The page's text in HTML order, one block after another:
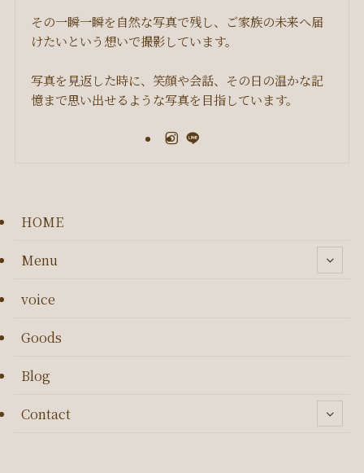
その一瞬一瞬を自然な写真で残し、ご家族の未来へ届
けたいという想いで撮影しています。
写真を見返した時に、笑顔や会話、その日の温かな記
憶まで思い出せるような写真を目指しています。
HOME
Menu
voice
Goods
Blog
Contact